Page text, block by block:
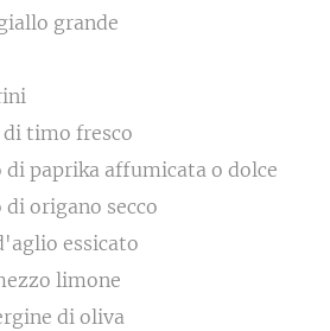
grande
timo fresco
di paprika affumicata o dolce
di origano secco
essicato
limone
di oliva